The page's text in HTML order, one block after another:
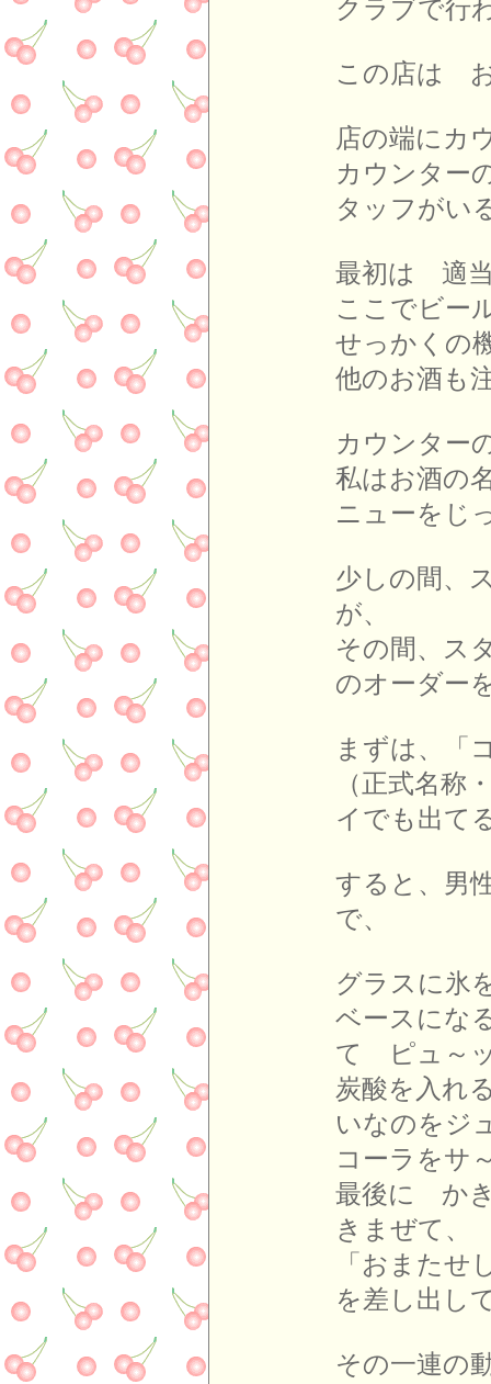
クラブで行
この店は
店の端にカ
カウンター
タッフがい
最初は 適
ここでビー
せっかくの
他のお酒も
カウンター
私はお酒の
ニューをじ
少しの間、
が、
その間、ス
のオーダー
まずは、「
（正式名
イでも出て
すると、男
で、
グラスに氷
ベースにな
て ピュ～
炭酸を入れ
いなのをジ
コーラをサ
最後に か
きまぜて、
「おまた
を差し出し
その一連の